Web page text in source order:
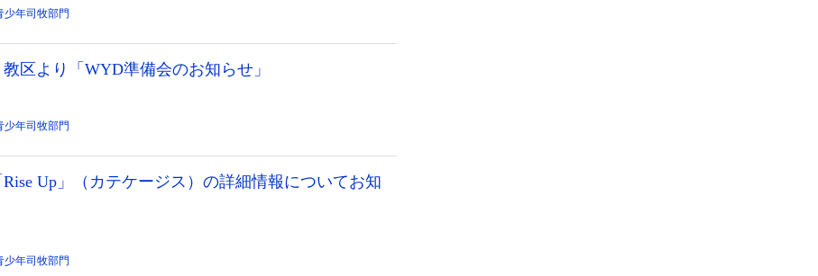
少年司牧部門
区より「WYD準備会のお知らせ」
少年司牧部門
Up」（カテケージス）の詳細情報についてお知
少年司牧部門